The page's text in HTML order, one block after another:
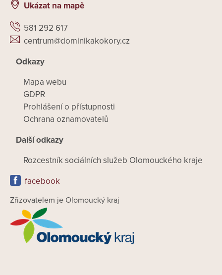
Ukázat na mapě
581 292 617
centrum@dominikakokory.cz
Odkazy
Mapa webu
GDPR
Prohlášení o přístupnosti
Ochrana oznamovatelů
Další odkazy
Rozcestník sociálních služeb Olomouckého kraje
facebook
Zřizovatelem je Olomoucký kraj